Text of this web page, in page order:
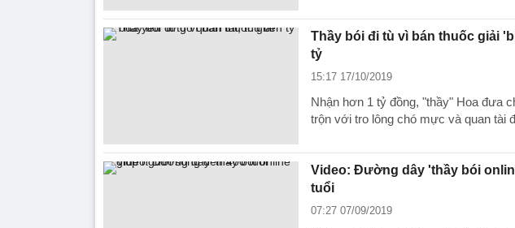
Thầy bói đi tù vì bán thuốc giải
tỷ
15:17 17/10/2019
Nhận hơn 1 tỷ đồng, "thầy" Hoa đưa
trộn với tro lông chó mực và quan tài
Video: Đường dây 'thầy bói
tuổi
07:27 07/09/2019